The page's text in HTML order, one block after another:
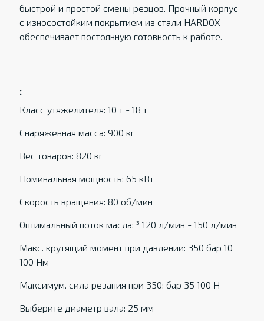
быстрой и простой смены резцов. Прочный корпус
с износостойким покрытием из стали HARDOX
обеспечивает постоянную готовность к работе.
:
Класс утяжелителя: 10 т - 18 т
Снаряженная масса: 900 кг
Вес товаров: 820 кг
Номинальная мощность: 65 кВт
Скорость вращения: 80 об/мин
Оптимальный поток масла: ³ 120 л/мин - 150 л/мин
Макс. крутящий момент при давлении: 350 бар 10
100 Нм
Максимум. сила резания при 350: бар 35 100 Н
Выберите диаметр вала: 25 мм